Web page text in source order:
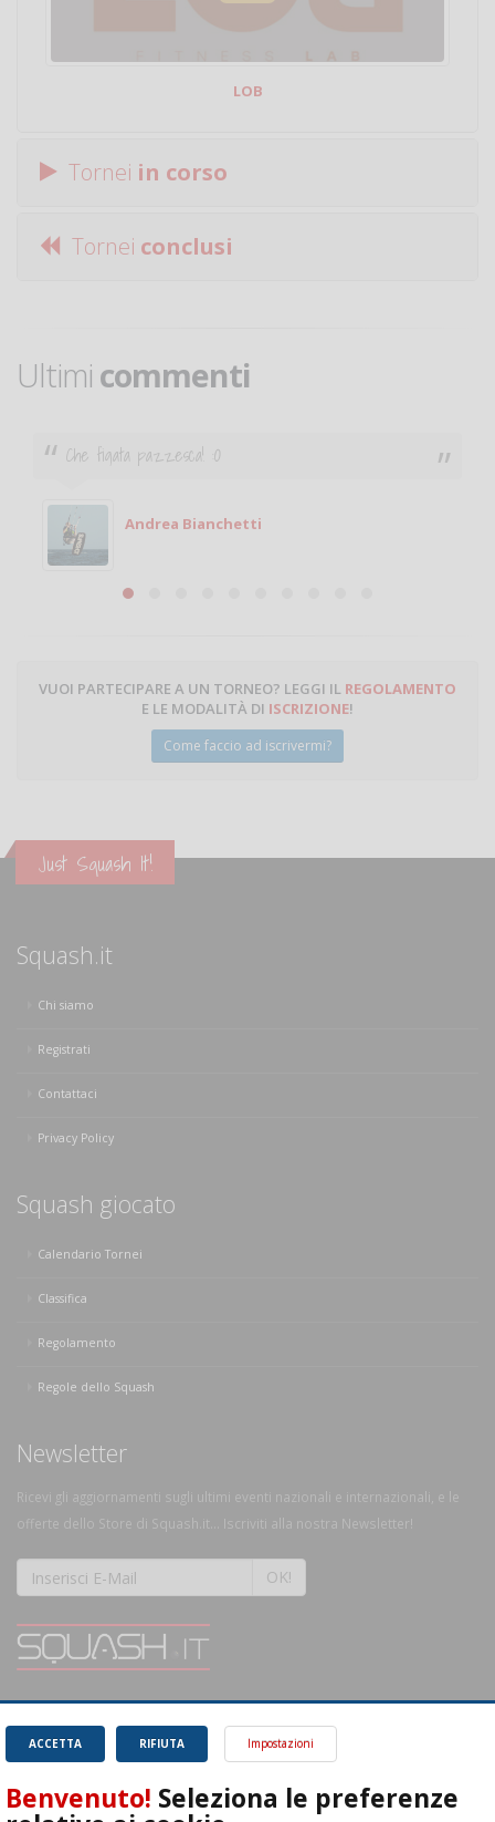
LOB
Tornei in corso
Tornei conclusi
Ultimi commenti
Che figata pazzesca! :O
Andrea Bianchetti
VUOI PARTECIPARE A UN TORNEO? LEGGI IL REGOLAMENTO
E LE MODALITÀ DI ISCRIZIONE!
Come faccio ad iscrivermi?
Just Squash It!
Squash.it
Chi siamo
Registrati
Contattaci
Privacy Policy
Squash giocato
Calendario Tornei
Classifica
Regolamento
Regole dello Squash
Newsletter
Ricevi gli aggiornamenti sugli ultimi eventi nazionali e internazionali, e le
offerte dello Store di Squash.it... Iscriviti alla nostra Newsletter!
OK!
SQUASH.it: Il punto di riferimento quotidiano per tutti gli amanti di questo
magnifico sport.
Leggi
RIFIUTA
ACCETTA Impostazioni
Benvenuto! Seleziona le preferenze